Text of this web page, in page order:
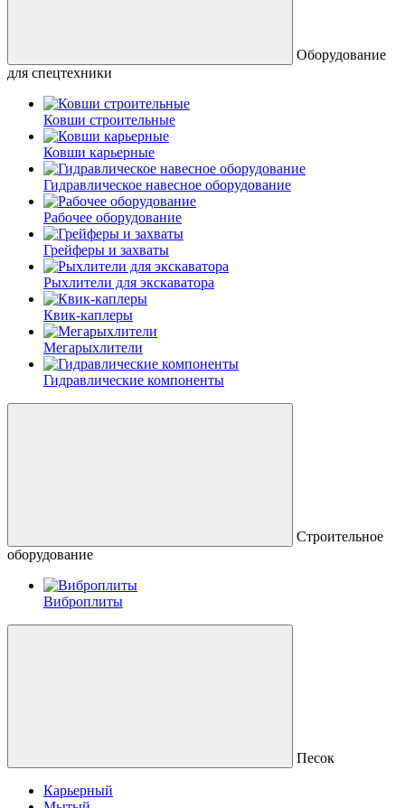
Оборудование
для спецтехники
Ковши строительные
Ковши карьерные
Гидравлическое навесное оборудование
Рабочее оборудование
Грейферы и захваты
Рыхлители для экскаватора
Квик-каплеры
Мегарыхлители
Гидравлические компоненты
Строительное
оборудование
Виброплиты
Песок
Карьерный